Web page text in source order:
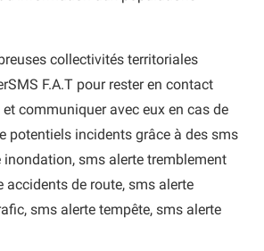
collectivités territoriales
F.A.T pour rester en contact
communiquer avec eux en cas de
potentiels incidents grâce à des sms
inondation, sms alerte tremblement
accidents de route, sms alerte
sms alerte tempête, sms alerte